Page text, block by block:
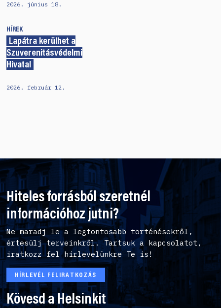
2026. június 18.
HÍREK
Lapátra kerülhet a
Szuverenitásvédelmi
Hivatal
2026. február 12.
Hiteles forrásból szeretnél
információhoz jutni?
Ne maradj le a legfontosabb történésekről,
értesülj terveinkről. Tartsuk a kapcsolatot,
iratkozz fel hírlevelünkre Te is!
HÍRLEVÉL FELIRATKOZÁS
Kövesd a Helsinkit